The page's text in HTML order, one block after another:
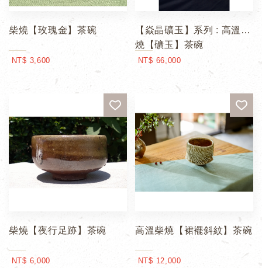
柴燒【玫瑰金】茶碗
NT$ 3,600
【焱晶礦玉】系列 : 高溫柴
燒【礦玉】茶碗
NT$ 66,000
柴燒【夜行足跡】茶碗
NT$ 6,000
高溫柴燒【裙襬斜紋】茶碗
NT$ 12,000